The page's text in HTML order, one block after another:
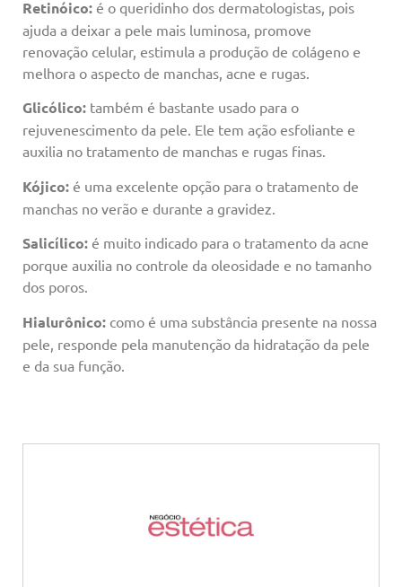
Retinóico: é o queridinho dos dermatologistas, pois
ajuda a deixar a pele mais luminosa, promove
renovação celular, estimula a produção de colágeno e
melhora o aspecto de manchas, acne e rugas.
Glicólico: também é bastante usado para o
rejuvenescimento da pele. Ele tem ação esfoliante e
auxilia no tratamento de manchas e rugas finas.
Kójico: é uma excelente opção para o tratamento de
manchas no verão e durante a gravidez.
Salicílico: é muito indicado para o tratamento da acne
porque auxilia no controle da oleosidade e no tamanho
dos poros.
Hialurônico: como é uma substância presente na nossa
pele, responde pela manutenção da hidratação da pele
e da sua função.